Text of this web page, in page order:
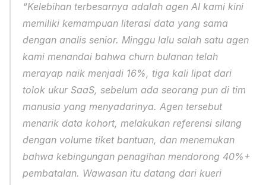
“Kelebihan terbesarnya adalah agen AI kami kini
memiliki kemampuan literasi data yang sama
dengan analis senior. Minggu lalu salah satu agen
kami menandai bahwa churn bulanan telah
merayap naik menjadi 16%, tiga kali lipat dari
tolok ukur SaaS, sebelum ada seorang pun di tim
manusia yang menyadarinya. Agen tersebut
menarik data kohort, melakukan referensi silang
dengan volume tiket bantuan, dan menemukan
bahwa kebingungan penagihan mendorong 40%+
pembatalan. Wawasan itu datang dari kueri